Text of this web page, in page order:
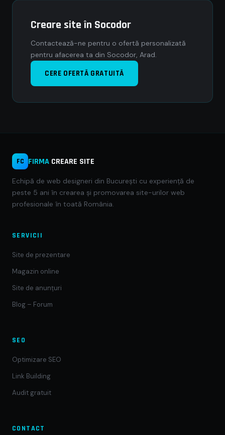
Creare site în Socodor
Contactează-ne pentru o ofertă personalizată
pentru afacerea ta din Socodor, Arad.
CERE OFERTĂ GRATUITĂ
FC FIRMA CREARE SITE
Echipă de web designeri din București cu experiență de
peste 5 ani în crearea și promovarea site-urilor web
profesionale în toată România.
SERVICII
Site de prezentare
Magazin online
Site de anunțuri
Blog – Forum
SEO
Optimizare SEO
Link Building
Audit gratuit
CONTACT